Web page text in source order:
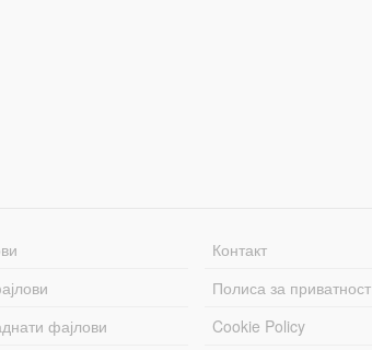
фајлови
Контакт
Полиса за приватност
Cookie Policy